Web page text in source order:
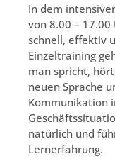
In dem
von 8.00 –
schnell, effektiv
Einzeltraining
man spricht,
neuen Sprache
Kommunikation
natürlich und
Lernerfahrung.